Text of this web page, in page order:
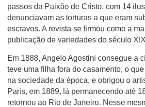
passos da Paixão de Cristo, com 14
denunciavam as torturas a que eram
escravos. A revista se firmou como a
publicação de variedades do século
Em 1888, Angelo Agostini consegue a
teve uma filha fora do casamento, o
na sociedade da época, e obrigou o
Paris, em 1889, lá permanecendo até
retornou ao Rio de Janeiro. Nesse